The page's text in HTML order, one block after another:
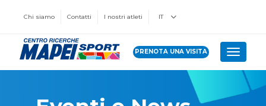
Chi siamo Contatti I nostri atleti IT
PRENOTA UNA VISITA Toggle